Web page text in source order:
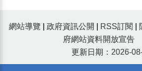
網站導覽 政府資訊公開 RSS訂閱
府網站資料開放宣告
更新日期：2026-